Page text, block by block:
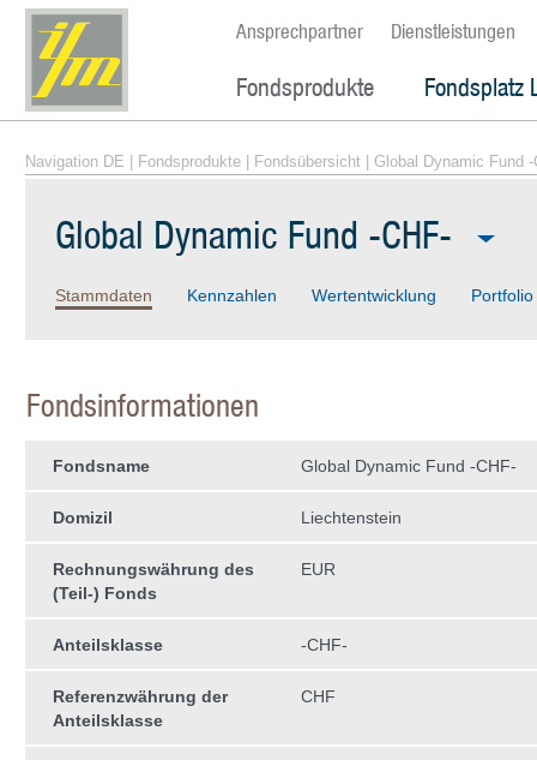
Ansprechpartner Dienstleistungen
Fondsprodukte Fondsplatz
Navigation DE Fondsprodukte Fondsübersicht | Global Dynamic Fund -
Global Dynamic Fund -CHF-
Stammdaten Kennzahlen Wertentwicklung Portfolio
Fondsinformationen
Fondsname Global Dynamic Fund -CHF-
Domizil Liechtenstein
Rechnungswährung des
(Teil-) Fonds
EUR
Anteilsklasse -CHF-
Referenzwährung der
Anteilsklasse
CHF